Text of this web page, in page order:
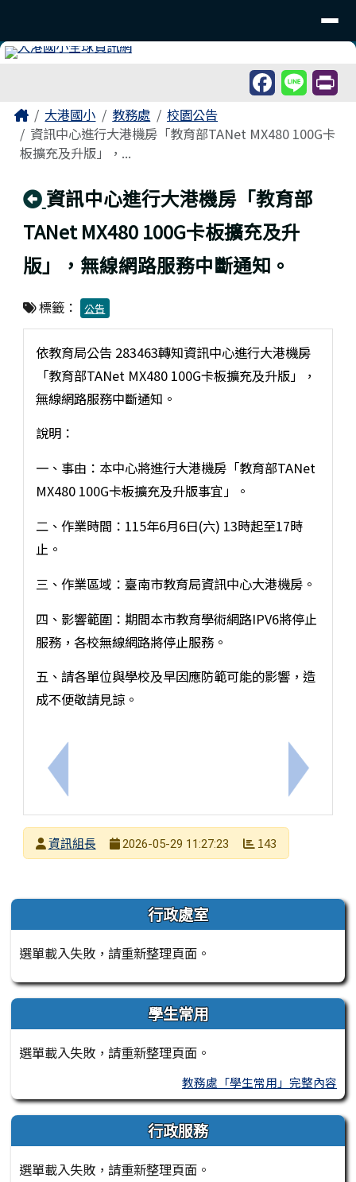
主內容區域
Home大港國小 教務處
校園公告
資訊中心進行大港機房「教育部TANet MX480 100G卡
板擴充及升版」，...
回上頁
資訊中心進行大港機房「教育部
TANet MX480 100G卡板擴充及升
版」，無線網路服務中斷通知。
標籤： 公告
上一筆：轉知 第六屆TRML國小數學競賽
依教育局公告 283463轉知資訊中心進行大港機房
「教育部TANet MX480 100G卡板擴充及升版」，
無線網路服務中斷通知。
說明：
一、事由：本中心將進行大港機房「教育部TANet
MX480 100G卡板擴充及升版事宜」。
二、作業時間：115年6月6日(六) 13時起至17時
止。
三、作業區域：臺南市教育局資訊中心大港機房。
四、影響範圍：期間本市教育學術網路IPV6將停止
服務，各校無線網路將停止服務。
五、請各單位與學校及早因應防範可能的影響，造
成不便敬請見諒。
下一筆：
發布者
資訊組長
2026-05-29 11:27:23 143
左邊區域內容 行政處室
選單載入失敗，請重新整理頁面。
學生常用
選單載入失敗，請重新整理頁面。
教務處「學生常用」完整內容
行政服務
選單載入失敗，請重新整理頁面。
頁尾區域